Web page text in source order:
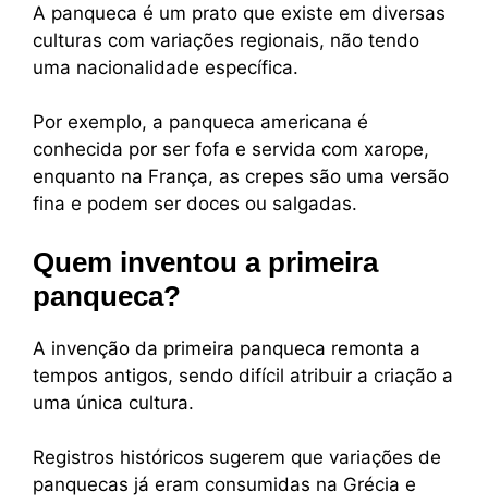
A panqueca é um prato que existe em diversas
culturas com variações regionais, não tendo
uma nacionalidade específica.
Por exemplo, a panqueca americana é
conhecida por ser fofa e servida com xarope,
enquanto na França, as crepes são uma versão
fina e podem ser doces ou salgadas.
Quem inventou a primeira
panqueca?
A invenção da primeira panqueca remonta a
tempos antigos, sendo difícil atribuir a criação a
uma única cultura.
Registros históricos sugerem que variações de
panquecas já eram consumidas na Grécia e